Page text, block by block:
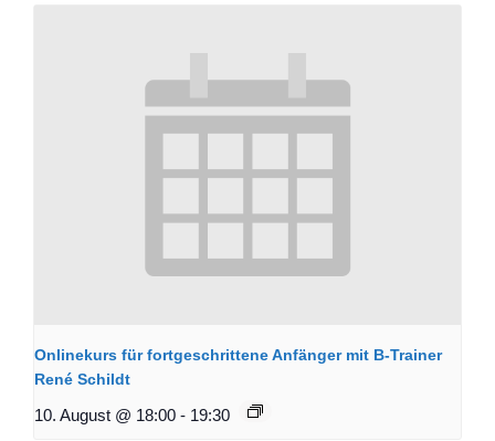
Onlinekurs für fortgeschrittene Anfänger mit B-Trainer
René Schildt
10. August @ 18:00 - 19:30